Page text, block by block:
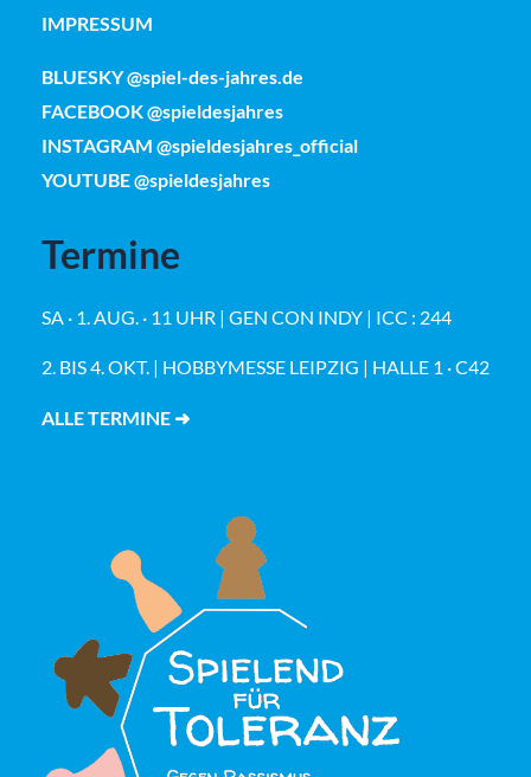
IMPRESSUM
BLUESKY @spiel-des-jahres.de
FACEBOOK @spieldesjahres
INSTAGRAM @spieldesjahres_official
YOUTUBE @spieldesjahres
Termine
SA · 1. AUG. · 11 UHR | GEN CON INDY | ICC : 244
2. BIS 4. OKT. | HOBBYMESSE LEIPZIG | HALLE 1 · C42
ALLE TERMINE ➜